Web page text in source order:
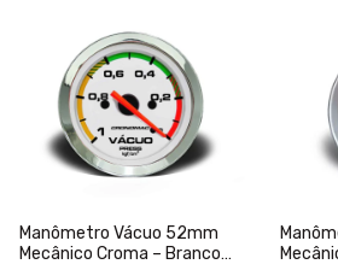
Manômetro Vácuo 52mm
Mecânico Croma – Branco